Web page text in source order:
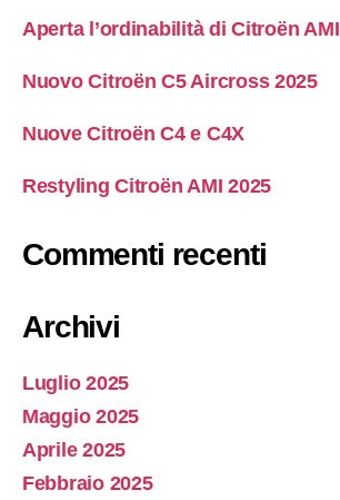
Aperta l’ordinabilità di Citroën AMI
Nuovo Citroën C5 Aircross 2025
Nuove Citroën C4 e C4X
Restyling Citroën AMI 2025
Commenti recenti
Archivi
Luglio 2025
Maggio 2025
Aprile 2025
Febbraio 2025